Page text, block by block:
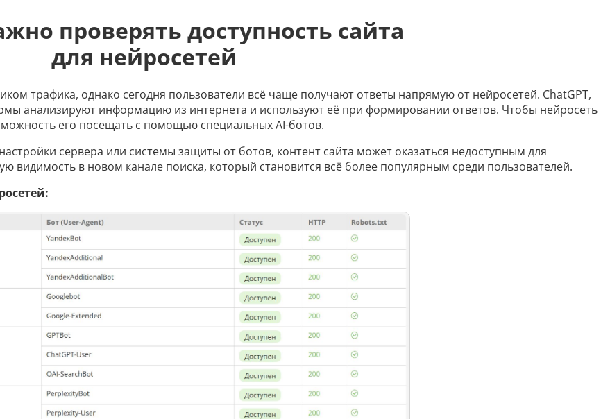
Анализ произведения
Сравнительный анализ
Идеи для фэнтези
Идеи
Определить болезнь растения по фото
Описать картинку
Определить объект на фото
Распознать текст с картинки
проверять доступность сайта
для нейросетей
трафика, однако сегодня пользователи всё чаще получают ответы напрямую от нейросетей. ChatGPT,
анализируют информацию из интернета и используют её при формировании ответов. Чтобы нейросеть
его посещать с помощью специальных AI-ботов.
сервера или системы защиты от ботов, контент сайта может оказаться недоступным для
видимость в новом канале поиска, который становится всё более популярным среди пользователей.